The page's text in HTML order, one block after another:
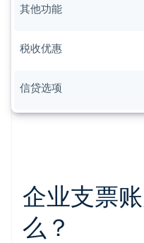
其他功能
税收优惠
信贷选项
企业支票
么？
阿联酋
English
爱尔兰
English